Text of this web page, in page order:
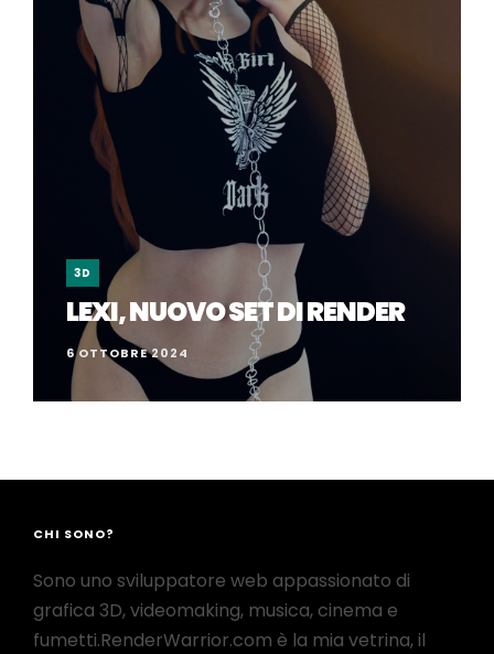
3D
LEXI, NUOVO SET DI RENDER
6 OTTOBRE 2024
CHI SONO?
Sono uno sviluppatore web appassionato di
grafica 3D, videomaking, musica, cinema e
fumetti.RenderWarrior.com è la mia vetrina, il